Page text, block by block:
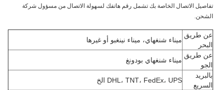
تفاصيل الاتصال الخاصة بك تشمل رقم هاتفك لسهولة الاتصال من مسؤول شركة
الشحن.
عن طريق
البحر
ميناء شنغهاي، ميناء نينغبو أو غيرها
عن طريق
الجو
ميناء شنغهاي بودونغ
بالبريد
السريع
DHL، TNT، FedEx، UPS الخ